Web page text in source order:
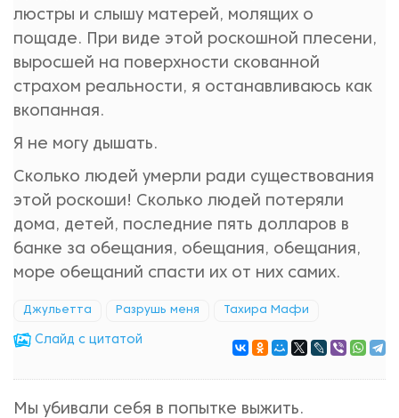
люстры и слышу матерей, молящих о
пощаде. При виде этой роскошной плесени,
выросшей на поверхности скованной
страхом реальности, я останавливаюсь как
вкопанная.
Я не могу дышать.
Сколько людей умерли ради существования
этой роскоши! Сколько людей потеряли
дома, детей, последние пять долларов в
банке за обещания, обещания, обещания,
море обещаний спасти их от них самих.
Джульетта Разрушь меня Тахира Мафи
Cлайд с цитатой
Мы убивали себя в попытке выжить.